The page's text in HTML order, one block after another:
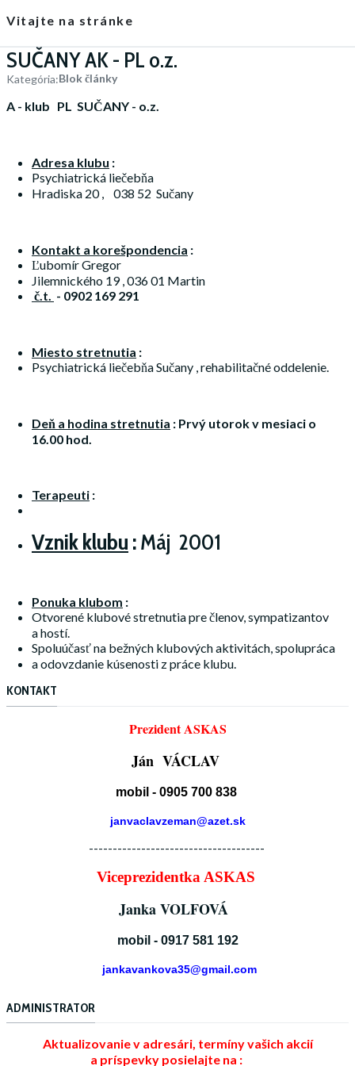
Vitajte na stránke
SUČANY AK - PL o.z.
Kategória:Blok články
A - klub PL SUČANY - o.z.
Adresa klubu :
Psychiatrická liečebňa
Hradiska 20 , 038 52 Sučany
Kontakt a korešpondencia :
Ľubomír Gregor
Jilemnického 19 , 036 01 Martin
č.t. - 0902 169 291
Miesto stretnutia :
Psychiatrická liečebňa Sučany , rehabilitačné oddelenie.
Deň a hodina stretnutia : Prvý utorok v mesiaci o
16.00 hod.
Terapeuti :
Vznik klubu :Máj 2001
Ponuka klubom :
Otvorené klubové stretnutia pre členov, sympatizantov
a hostí.
Spoluúčasť na bežných klubových aktivitách, spolupráca
a odovzdanie kúsenosti z práce klubu.
KONTAKT
Prezident ASKAS
Ján VÁCLAV
mobil - 0905 700 838
janvaclavzeman@azet.sk
-------------------------------------
Viceprezidentka ASKAS
Janka VOLFOVÁ
mobil - 0917 581 192
jankavankova35@gmail.com
ADMINISTRATOR
Aktualizovanie v adresári, termíny vašich akcií
a príspevky posielajte na :